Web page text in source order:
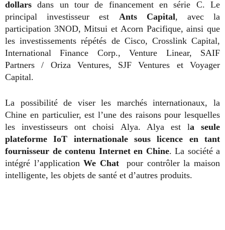
dollars dans un tour de financement en série C. Le
principal investisseur est Ants Capital, avec la
participation 3NOD, Mitsui et Acorn Pacifique, ainsi que
les investissements répétés de Cisco, Crosslink Capital,
International Finance Corp., Venture Linear, SAIF
Partners / Oriza Ventures, SJF Ventures et Voyager
Capital.
La possibilité de viser les marchés internationaux, la
Chine en particulier, est l’une des raisons pour lesquelles
les investisseurs ont choisi Alya. Alya est la seule
plateforme IoT internationale sous licence en tant
fournisseur de contenu Internet en Chine. La société a
intégré l’applicationWe Chat
pour contrôler la maison
intelligente, les objets de santé et d’autres produits.